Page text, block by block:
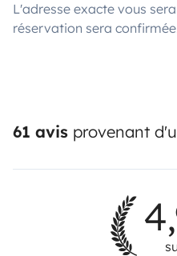
L'adresse exacte vous
réservation sera
61 avis provenant